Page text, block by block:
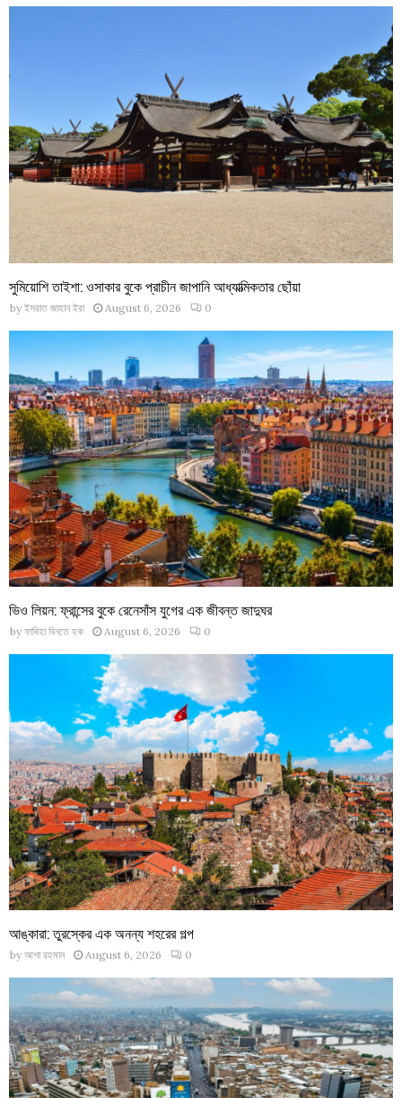
সুমিয়োশি তাইশা: ওসাকার বুকে প্রাচীন জাপানি আধ্যাত্মিকতার ছোঁয়া
by ইসরাত জাহান ইরা August 6, 2026 0
ভিও লিয়ন: ফ্রান্সের বুকে রেনেসাঁস যুগের এক জীবন্ত জাদুঘর
by ফাবিহা বিনতে হক August 6, 2026 0
আঙ্কারা: তুরস্কের এক অনন্য শহরের গল্প
by আশা রহমান August 6, 2026 0